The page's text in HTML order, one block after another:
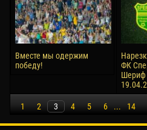
Вместе мы одержим
победу!
ФК
Шериф
1 2 3 4 5 6 ... 14